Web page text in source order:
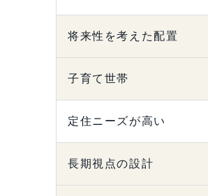
将来性を考えた配置
子育て世帯
定住ニーズが高い
長期視点の設計